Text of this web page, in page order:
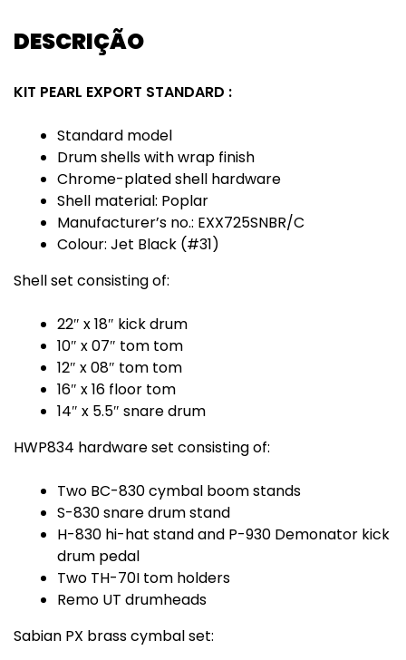
DESCRIÇÃO
KIT PEARL EXPORT STANDARD :
Standard model
Drum shells with wrap finish
Chrome-plated shell hardware
Shell material: Poplar
Manufacturer’s no.: EXX725SNBR/C
Colour: Jet Black (#31)
Shell set consisting of:
22″ x 18″ kick drum
10″ x 07″ tom tom
12″ x 08″ tom tom
16″ x 16 floor tom
14″ x 5.5″ snare drum
HWP834 hardware set consisting of:
Two BC-830 cymbal boom stands
S-830 snare drum stand
H-830 hi-hat stand and P-930 Demonator kick
drum pedal
Two TH-70I tom holders
Remo UT drumheads
Sabian PX brass cymbal set: